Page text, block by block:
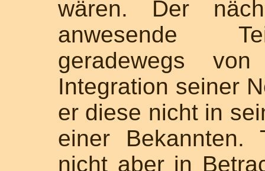
wären. Der
anwesende
geradewegs
Integration seiner
er diese nicht in
einer Bekannten.
nicht aber in